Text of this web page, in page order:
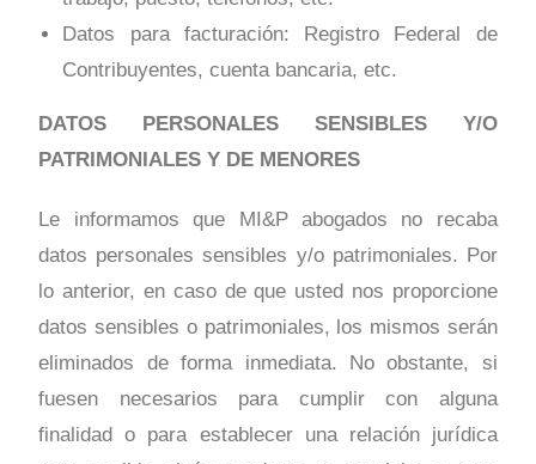
Datos para facturación: Registro Federal de
Contribuyentes, cuenta bancaria, etc.
DATOS PERSONALES SENSIBLES Y/O
PATRIMONIALES Y DE MENORES
Le informamos que MI&P abogados no recaba
datos personales sensibles y/o patrimoniales. Por
lo anterior, en caso de que usted nos proporcione
datos sensibles o patrimoniales, los mismos serán
eliminados de forma inmediata. No obstante, si
fuesen necesarios para cumplir con alguna
finalidad o para establecer una relación jurídica